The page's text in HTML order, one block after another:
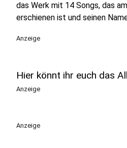
das Werk mit 14 Songs, das
erschienen ist und seinen
Anzeige
Hier könnt ihr euch das
Anzeige
Anzeige